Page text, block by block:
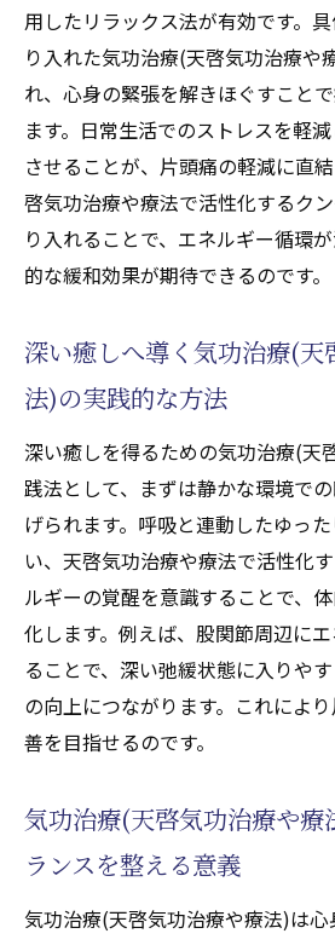
用したリラックス法が有効です。
り入れた気功治療(天啓気功治療や
れ、心身の緊張を解きほぐすこと
ます。日常生活でのストレスを軽
させることが、片頭痛の軽減に直
啓気功治療や療法で活性化するク
り入れることで、エネルギー循環
的な緩和効果が期待できるのです。
深い癒しへ導く気功治療(天
法)の実践的な方法
深い癒しを得るための気功治療(天
践法として、まずは静かな環境で
げられます。呼吸と連動したゆっ
い、天啓気功治療や療法で活性化
ルギーの覚醒を意識することで、
化します。例えば、股関節周辺に
ることで、深い弛緩状態に入りや
の向上につながります。これによ
善を目指せるのです。
気功治療(天啓気功治療や療
ランスを整える意義
気功治療(天啓気功治療や療法)は